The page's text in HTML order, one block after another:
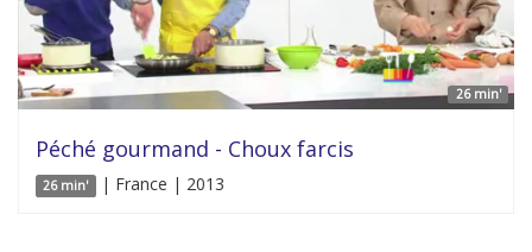
26 min'
Péché gourmand - Choux farcis
26 min' | France | 2013